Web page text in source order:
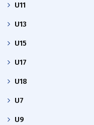
U11
U13
U15
U17
U18
U7
U9